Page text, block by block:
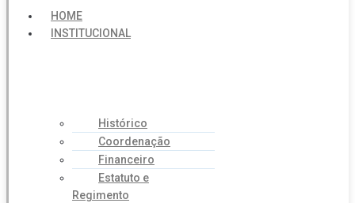
HOME
INSTITUCIONAL
Histórico
Coordenação
Financeiro
Estatuto e
Regimento